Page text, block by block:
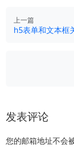
上一篇
h5表单和文本框
发表评论
您的邮箱地址不会